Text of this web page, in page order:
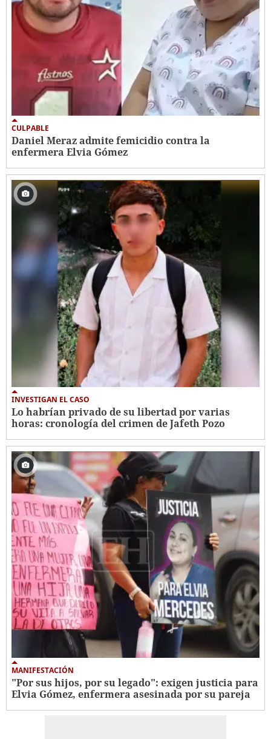
CULPABLE
Daniel Meraz admite femicidio contra la
enfermera Elvia Gómez
INVESTIGAN EL CASO
Lo habrían privado de su libertad por varias
horas: cronología del crimen de Jafeth Pozo
MANIFESTACIÓN
"Por sus hijos, por su legado": exigen justicia para
Elvia Gómez, enfermera asesinada por su pareja